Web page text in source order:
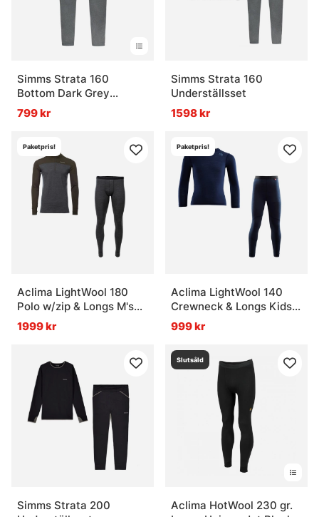
Simms Strata 160
Bottom Dark Grey
Heather
799 kr
Simms Strata 160
Underställsset
1598 kr
Paketpris!
Aclima LightWool 180
Polo w/zip & Longs M's
Tarmac/Marengo
1999 kr
Paketpris!
Aclima LightWool 140
Crewneck & Longs Kids
Navy Blazer
999 kr
Simms Strata 200
Slutsåld
Aclima HotWool 230 gr.